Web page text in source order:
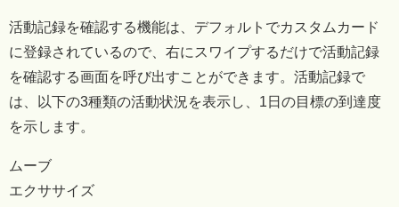
活動記録を確認する機能は、デフォルトでカスタムカード
に登録されているので、右にスワイプするだけで活動記録
を確認する画面を呼び出すことができます。活動記録で
は、以下の3種類の活動状況を表示し、1日の目標の到達度
を示します。
ムーブ
エクササイズ